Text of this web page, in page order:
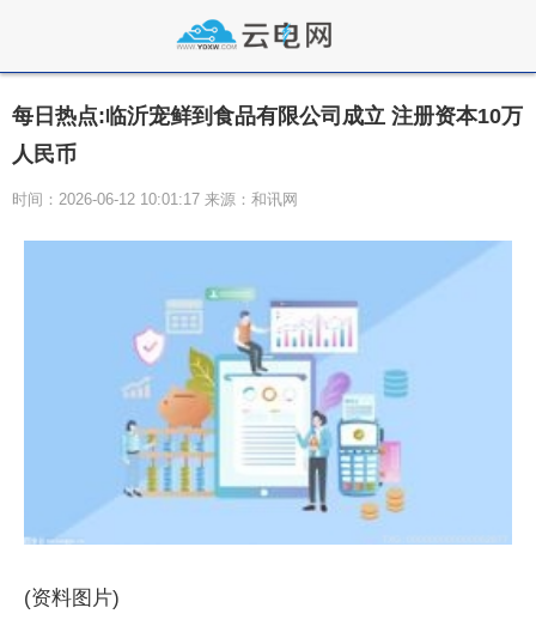
每日热点:临沂宠鲜到食品有限公司成立 注册资本10万
人民币
时间：2026-06-12 10:01:17 来源：和讯网
(资料图片)